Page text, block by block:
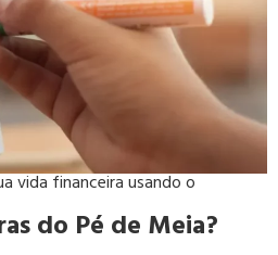
vida financeira usando o
do Pé de Meia?